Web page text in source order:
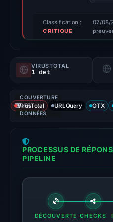
score:
is
a
triage
score,
not
a
Classification :
CRITIQUE
07/08/
VIRUSTOTAL
1 det
COUVERTURE
DES
DONNÉES
VirusTotal URLQuery OTX
PROCESSUS DE
PIPELINE
DÉCOUVERTE CHECKS